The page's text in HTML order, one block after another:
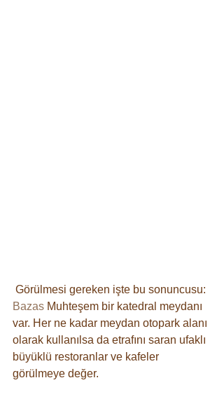
Görülmesi gereken işte bu sonuncusu:
Bazas Muhteşem bir katedral meydanı
var. Her ne kadar meydan otopark alanı
olarak kullanılsa da etrafını saran ufaklı
büyüklü restoranlar ve kafeler
görülmeye değer.